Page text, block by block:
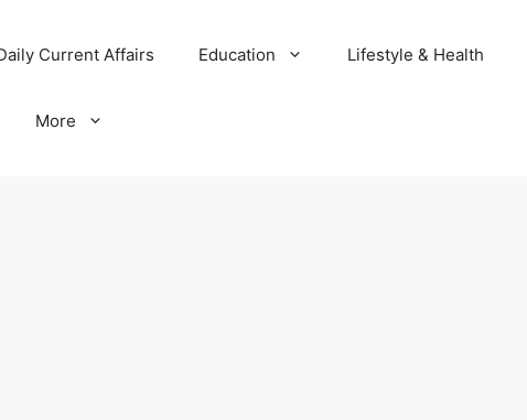
Current Affairs Education Lifestyle & Health
More